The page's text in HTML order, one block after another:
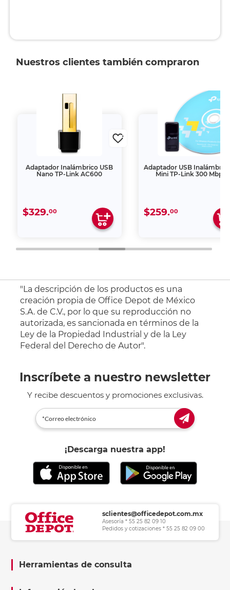
Nuestros clientes también compraron
Adaptador Inalámbrico USB
Nano TP-Link AC600
$329.00
Adaptador USB
Mini TP-Link 300 Mbps
$259.00
"La descripción de los productos es una
creación propia de Office Depot de México
S.A. de C.V., por lo que su reproducción no
autorizada, es sancionada en términos de la
Ley de la Propiedad Industrial y de la Ley
Federal del Derecho de Autor".
Inscríbete a nuestro newsletter
Y recibe descuentos y promociones exclusivas.
¡Descarga nuestra app!
sclientes@officedepot.com.mx
Asesoría * 55 25 82 09 10
Pedidos y cotizaciones * 55 25 82 09 00
Herramientas de consulta